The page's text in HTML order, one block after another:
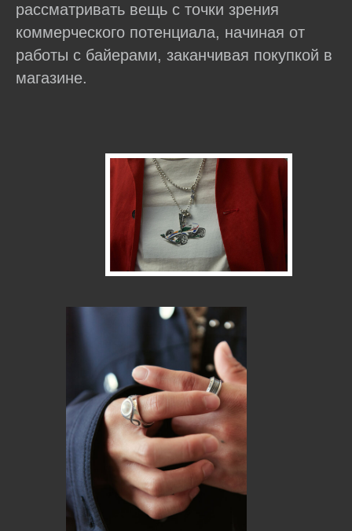
рассматривать вещь с точки зрения
коммерческого потенциала, начиная от
работы с байерами, заканчивая покупкой в
магазине.